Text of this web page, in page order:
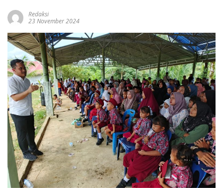
Redaksi
23 November 2024